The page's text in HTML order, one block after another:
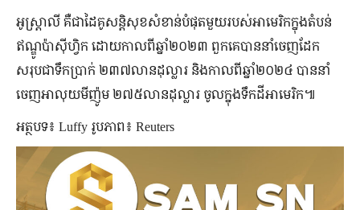
អូស្ត្រាលី គឺជាដៃគូសន្តិសុខសំខាន់បំផុតមួយរបស់អាមេរិកក្នុងតំបន់
ឥណ្ឌូប៉ាស៊ីហ្វិក ដោយកាលពីឆ្នាំ២០២៣ ពួកគេបាននាំចេញដែក
សរុបជាទឹកប្រាក់ ២៣៧លានដុល្លារ និងកាលពីឆ្នាំ២០២៤ បាននាំ
ចេញអាលុយមីញ៉ូម ២៧៥លានដុល្លារ ចូលក្នុងទឹកដីអាមេរិក៕
អត្ថបទ៖ Luffy រូបភាព៖ Reuters